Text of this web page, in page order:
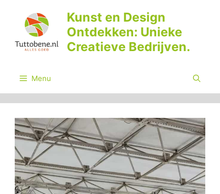
inhoud
Kunst en Design
Ontdekken: Unieke
Creatieve Bedrijven.
Menu